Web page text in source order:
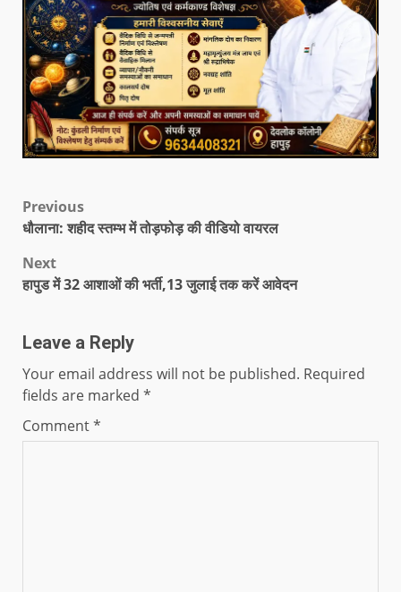
Previous
धौलाना: शहीद स्तम्भ में तोड़फोड़ की वीडियो वायरल
Next
हापुड में 32 आशाओं की भर्ती,13 जुलाई तक करें आवेदन
Leave a Reply
Your email address will not be published. Required
fields are marked *
Comment*